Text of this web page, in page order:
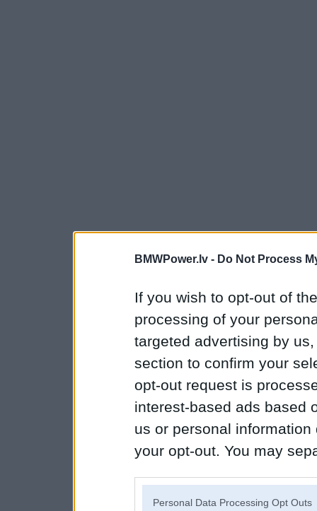
BMWPower.lv - Do Not Process
If you wish to opt-out of
processing of your
targeted advertising by
section to confirm your
opt-out request is
interest-based ads based
us or personal
your opt-out. You may
Personal Data Processing Opt Outs